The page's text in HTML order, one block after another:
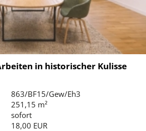
in historischer Kulisse
863/BF15/Gew/Eh3
251,15 m²
sofort
18,00 EUR